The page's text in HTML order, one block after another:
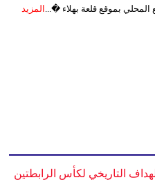
بموقع قلعة بهلاء �... المزيد
التاريخي لكأس الرابطتين